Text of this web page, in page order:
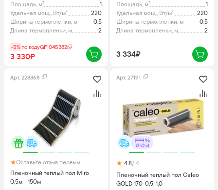
Площадь, м²
1
Удельная мощ., Вт/м²
220
Ширина термопленки, м
0.5
Длина термопленки, м
2
-5%по кодуGFI045382
3 330₽
Площадь, м²
1
Удельная мощ., Вт/м²
220
Ширина термопленки, м
0.5
Длина термопленки, м
2
3 334₽
Арт. 228868
Оставьте отзыв первым
Пленочный теплый пол Miro
0,5м - 150м
Арт. 27191
0-0-4
4.8/ 4
Пленочный теплый пол Caleo
GOLD 170-0,5-1,0